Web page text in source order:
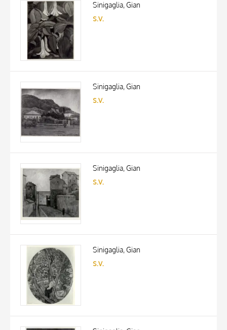
Sinigaglia, Gian
s.v.
Sinigaglia, Gian
s.v.
Sinigaglia, Gian
s.v.
Sinigaglia, Gian
s.v.